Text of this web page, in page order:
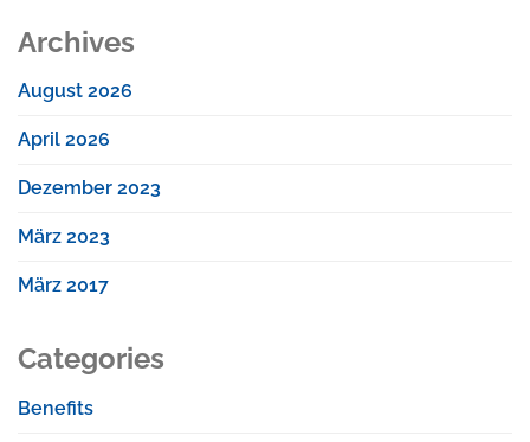
Archives
August 2026
April 2026
Dezember 2023
März 2023
März 2017
Categories
Benefits